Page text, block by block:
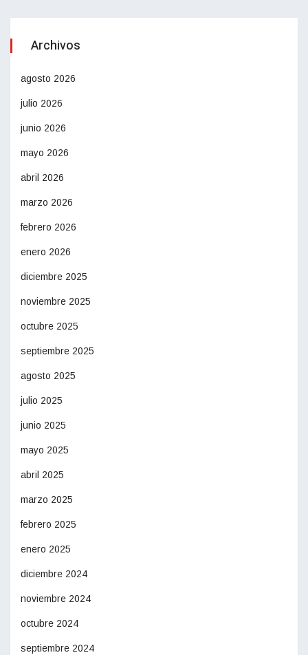
Archivos
agosto 2026
julio 2026
junio 2026
mayo 2026
abril 2026
marzo 2026
febrero 2026
enero 2026
diciembre 2025
noviembre 2025
octubre 2025
septiembre 2025
agosto 2025
julio 2025
junio 2025
mayo 2025
abril 2025
marzo 2025
febrero 2025
enero 2025
diciembre 2024
noviembre 2024
octubre 2024
septiembre 2024